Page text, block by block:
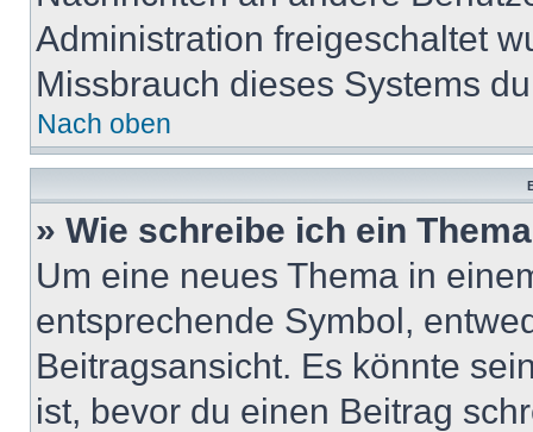
Administration freigeschaltet
Missbrauch dieses Systems
Nach oben
» Wie schreibe ich ein
Um eine neues Thema in
entsprechende Symbol,
Beitragsansicht. Es könnte
ist, bevor du einen Beitrag